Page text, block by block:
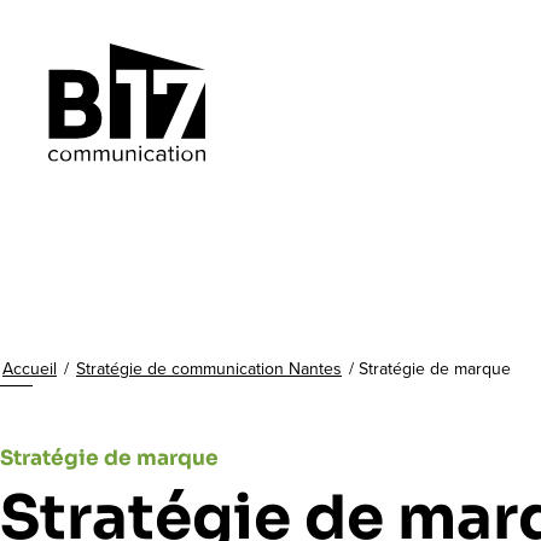
Accueil / Stratégie de communication Nantes /Stratégie de marque
Stratégie de marque
Stratégie de